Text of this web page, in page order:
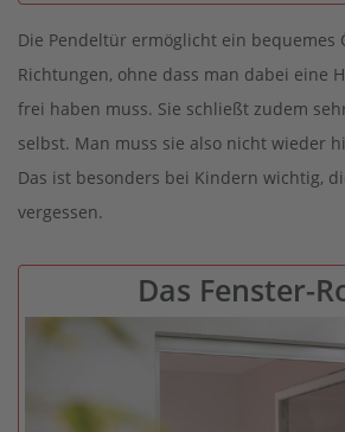
Die Pendeltür ermöglicht ein bequemes
Richtungen, ohne dass man dabei eine
frei haben muss. Sie schließt zudem
selbst. Man muss sie also nicht wieder
Das ist besonders bei Kindern wichtig,
vergessen.
Das Fenster-